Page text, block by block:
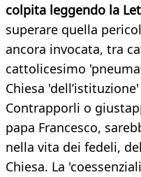
colpita leggendo la
superare quella
ancora invocata, tra
cattolicesimo
Chiesa
Contrapporli o
papa Francesco,
nella vita dei fedeli,
Chiesa. La